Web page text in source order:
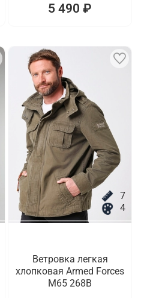
5 490 ₽
7
4
Ветровка легкая
хлопковая Armed Forces
M65 268B